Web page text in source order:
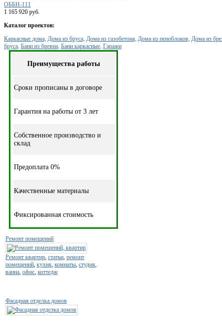
ОББН-111
1 165 920 руб.
Каталог проектов:
Каркасные дома, Дома из бруса, Дома из газобетона, Дома из пеноблоков, Дома из
бруса, Бани из бревна, Бани каркасные, Гаражи
Преимущества работы
Cроки прописаны в договоре
Гарантия на работы от 3 лет
Собственное производство и
склад
Предоплата 0%
Качественные материалы
Фиксированная стоимость
Ремонт помещений
Ремонт квартир статьи ремонт
помещений кухня комнаты студия
ванна офис коттедж
Фасадная отделка домов